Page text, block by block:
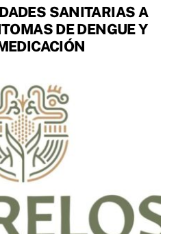
SANITARIAS A
DE DENGUE Y